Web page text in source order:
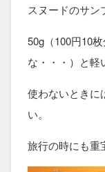
スヌードのサン
50g（100円10
な・・・）と軽
使わないときに
い。
旅行の時にも重